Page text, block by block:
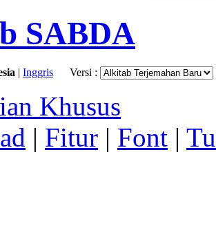
SABDA
| Inggris Versi :
Khusus
| Fitur | Font |